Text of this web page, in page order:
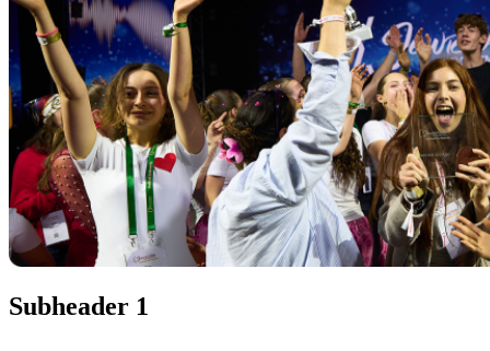
Subheader 1